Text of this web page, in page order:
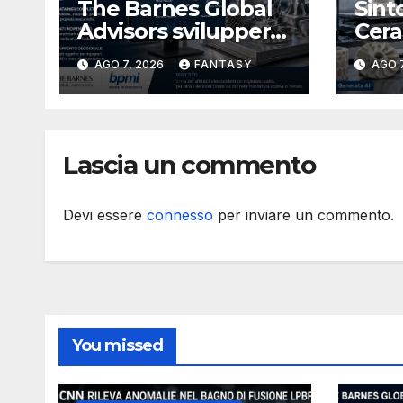
The Barnes Global
Advisors svilupperà
per BPMI un
database per la
stampa 3D
statunitense
AGO 7, 2026 FANTASY
3D
AGO
Lascia un commento
Devi essere connesso per inviare un commento.
You missed